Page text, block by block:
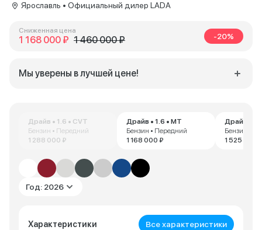
Драйв • 1.6 • CVT
Бензин • Передний
1 288 000 ₽
Драйв • 1.6 • MT
Бензин • Передний
1 168 000 ₽
Драйв •
Бензин •
1 525 000
Год: 2026
Характеристики Все характеристики
Ярославль • Официальный дилер LADA
Сниженная цена
1 168 000 ₽ 1 460 000 ₽ -20%
Мы уверены в лучшей цене!